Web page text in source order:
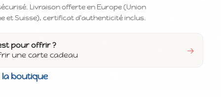
Livraison offerte en Europe (Union
et Suisse), certificat d'authenticité inclus.
pour offrir ?
une carte cadeau
→
boutique